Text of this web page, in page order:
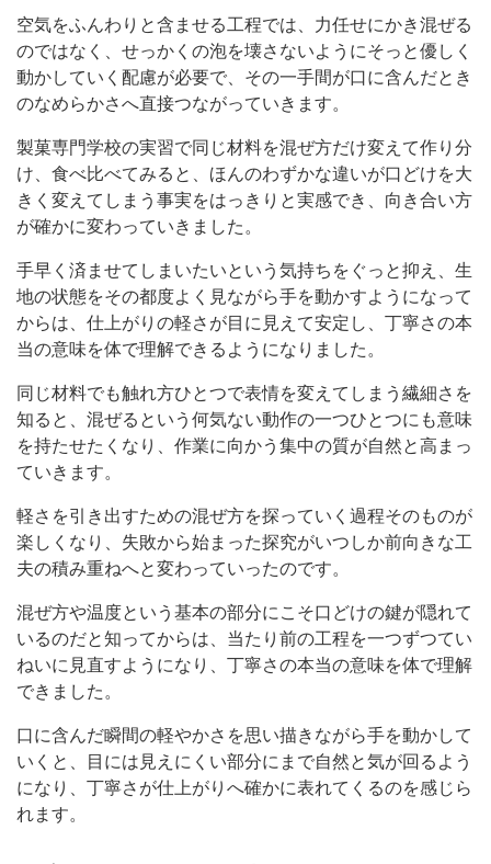
空気をふんわりと含ませる工程では、力任せにかき混ぜる
のではなく、せっかくの泡を壊さないようにそっと優しく
動かしていく配慮が必要で、その一手間が口に含んだとき
のなめらかさへ直接つながっていきます。
製菓専門学校の実習で同じ材料を混ぜ方だけ変えて作り分
け、食べ比べてみると、ほんのわずかな違いが口どけを大
きく変えてしまう事実をはっきりと実感でき、向き合い方
が確かに変わっていきました。
手早く済ませてしまいたいという気持ちをぐっと抑え、生
地の状態をその都度よく見ながら手を動かすようになって
からは、仕上がりの軽さが目に見えて安定し、丁寧さの本
当の意味を体で理解できるようになりました。
同じ材料でも触れ方ひとつで表情を変えてしまう繊細さを
知ると、混ぜるという何気ない動作の一つひとつにも意味
を持たせたくなり、作業に向かう集中の質が自然と高まっ
ていきます。
軽さを引き出すための混ぜ方を探っていく過程そのものが
楽しくなり、失敗から始まった探究がいつしか前向きな工
夫の積み重ねへと変わっていったのです。
混ぜ方や温度という基本の部分にこそ口どけの鍵が隠れて
いるのだと知ってからは、当たり前の工程を一つずつてい
ねいに見直すようになり、丁寧さの本当の意味を体で理解
できました。
口に含んだ瞬間の軽やかさを思い描きながら手を動かして
いくと、目には見えにくい部分にまで自然と気が回るよう
になり、丁寧さが仕上がりへ確かに表れてくるのを感じら
れます。